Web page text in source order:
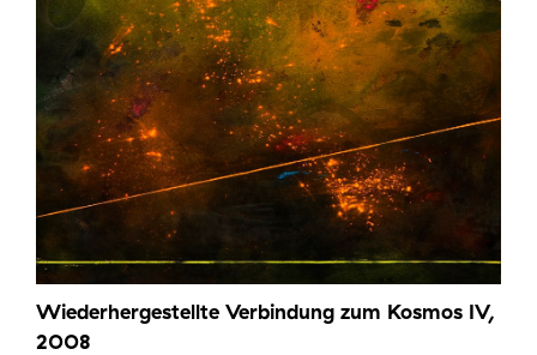
Wiederhergestellte Verbindung zum Kosmos IV,
2008